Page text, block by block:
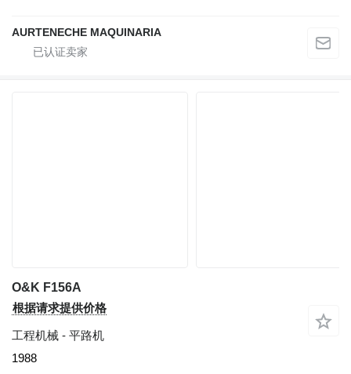
AURTENECHE MAQUINARIA
O&K F156A
根据请求提供价格
工程机械 - 平路机
1988